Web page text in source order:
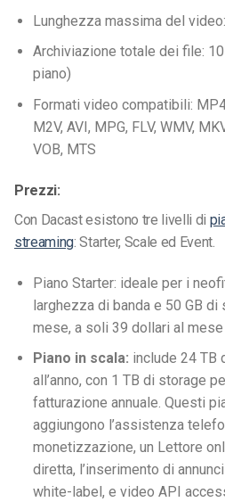
Lunghezza massima del
Archiviazione totale dei file:
piano)
Formati video compatibili:
M2V, AVI, MPG, FLV, WMV,
VOB, MTS
Prezzi:
Con Dacast esistono tre livelli di
streaming: Starter, Scale ed Event.
Piano Starter: ideale per i
larghezza di banda e 50 GB
mese, a soli 39 dollari al mese
Piano in scala: include 24 TB
all’anno, con 1 TB di storage
fatturazione annuale. Questi
aggiungono l’assistenza
monetizzazione, un Lettore
diretta, l’inserimento di
white-label, e video API